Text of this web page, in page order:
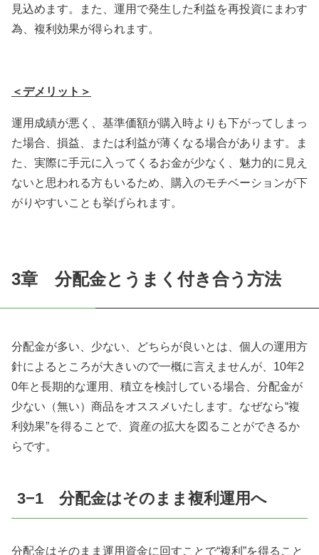
見込めます。また、運用で発生した利益を再投資にまわす
為、複利効果が得られます。
＜デメリット＞
運用成績が悪く、基準価額が購入時よりも下がってしまっ
た場合、損益、または利益が薄くなる場合があります。ま
た、実際に手元に入ってくるお金が少なく、魅力的に見え
ないと思われる方もいるため、購入のモチベーションが下
がりやすいことも挙げられます。
3章 分配金とうまく付き合う方法
分配金が多い、少ない、どちらが良いとは、個人の運用方
針によるところが大きいので一概に言えませんが、 10年2
0年と長期的な運用、積立を検討している場合、分配金が
少ない（無い）商品をオススメいたします。なぜなら“複
利効果”を得ることで、資産の拡大を図ることができるか
らです。
3−1 分配金はそのまま複利運用へ
分配金はそのまま運用資金に回すことで“複利”を得ること